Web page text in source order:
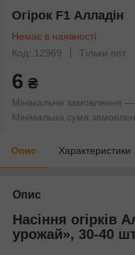
Огірок F1 Алладін
Немає в наявності
Код: 12969
Тільки опт
6 ₴
Мінімальне замовлення
Мінімальна сума
Опис Характеристики
Опис
Насіння огірків
урожай», 30-40